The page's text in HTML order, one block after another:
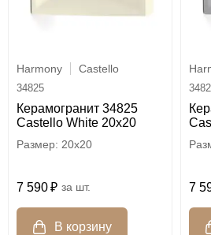
Harmony Castello
34825
Керамогранит 34825
Castello White 20x20
20x20
7 590 шт. 7